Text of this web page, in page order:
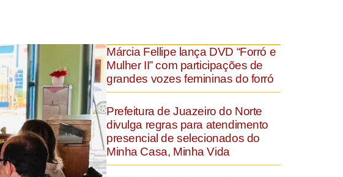
Márcia Fellipe lança DVD “Forró e
Mulher II” com participações de
grandes vozes femininas do forró
Prefeitura de Juazeiro do Norte
divulga regras para atendimento
presencial de selecionados do
Minha Casa, Minha Vida